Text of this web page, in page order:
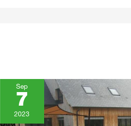
Sep
7
2023